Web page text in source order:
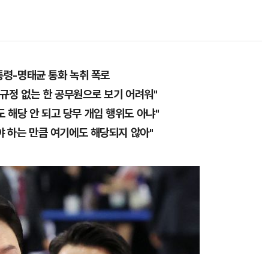
-명태균 통화 녹취 폭로
정 없는 한 공무원으로 보기 어려워"
해당 안 되고 당무 개입 행위도 아냐"
하는 만큼 여기에도 해당되지 않아"